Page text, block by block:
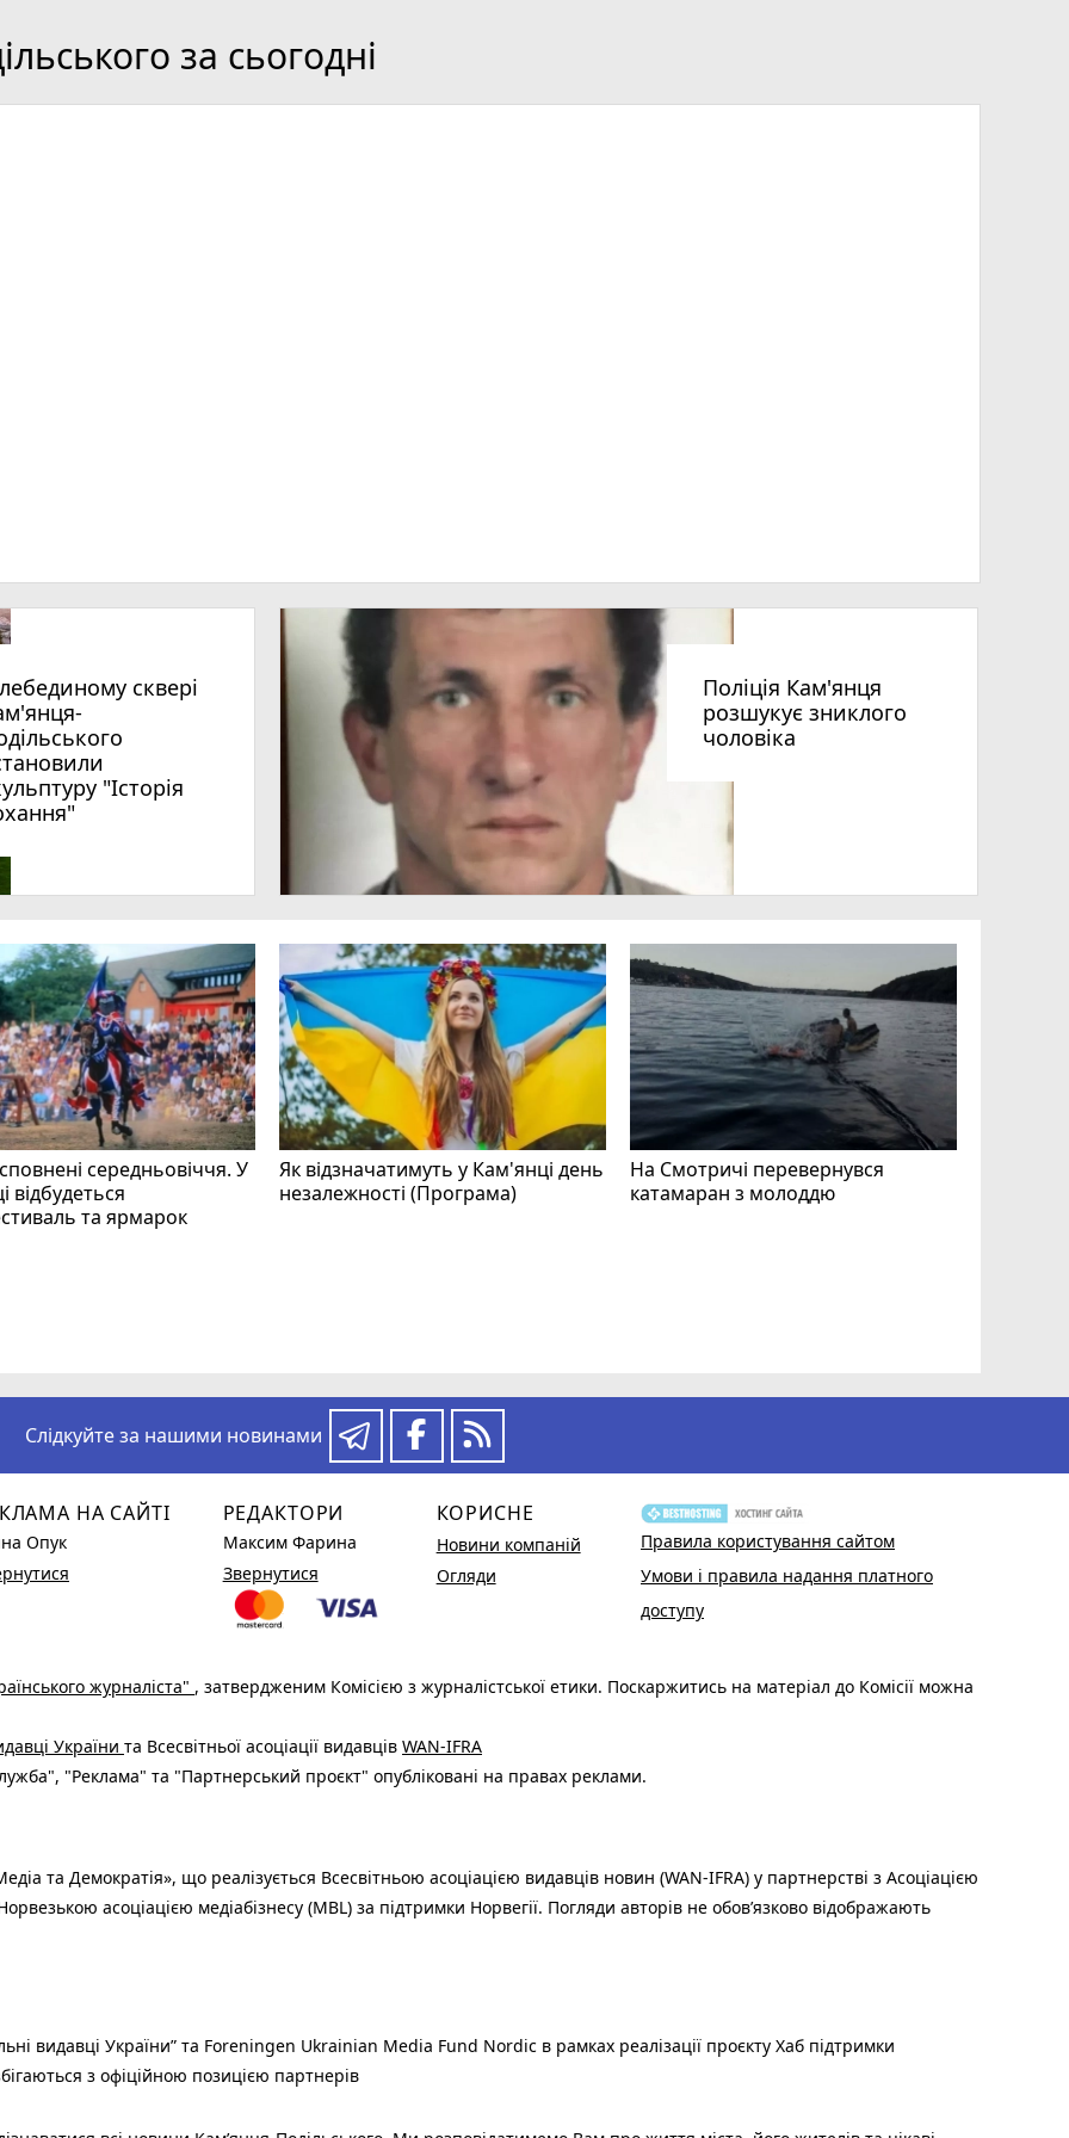
за сьогодні
"Історія
Поліція Кам'янця
розшукує зниклого
чоловіка
сповнені середньовіччя. У
відбудеться
та ярмарок
Як відзначатимуть у Кам'янці день
незалежності (Програма)
На Смотричі перевернувся
катамаран з молоддю
Слідкуйте за нашими новинами
НА САЙТІ
Опук
РЕДАКТОРИ
Максим Фарина
Звернутися
КОРИСНЕ
Новини компаній
Огляди
Правила користування сайтом
Умови і правила надання платного
доступу
журналіста" , затвердженим Комісією з журналістської етики. Поскаржитись на матеріал до Комісії можна
України та Всесвітньої асоціації видавців WAN-IFRA
"Реклама" та "Партнерський проєкт" опубліковані на правах реклами.
та Демократія», що реалізується Всесвітньою асоціацією видавців новин (WAN-IFRA) у партнерстві з Асоціацією
асоціацією медіабізнесу (MBL) за підтримки Норвегії. Погляди авторів не обов’язково відображають
видавці України” та Foreningen Ukrainian Media Fund Nordic в рамках реалізації проєкту Хаб підтримки
з офіційною позицією партнерів